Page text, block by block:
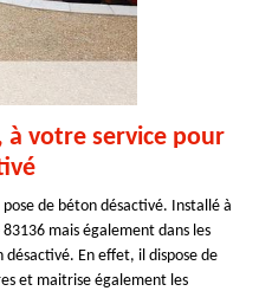
à votre service pour
de béton désactivé. Installé à
mais également dans les
En effet, il dispose de
et maitrise également les